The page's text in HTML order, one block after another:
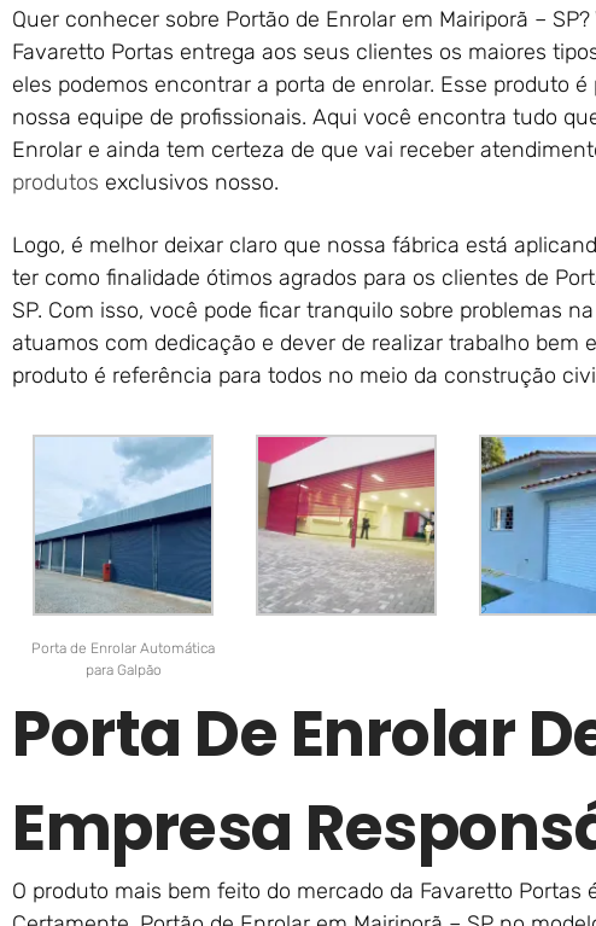
Quer conhecer sobre Portão de Enrolar em Mairiporã –
Favaretto Portas entrega aos seus clientes os maiores
eles podemos encontrar a porta de enrolar. Esse produto
nossa equipe de profissionais. Aqui você encontra tudo
Enrolar e ainda tem certeza de que vai receber
produtos exclusivos nosso.
Logo, é melhor deixar claro que nossa fábrica está
ter como finalidade ótimos agrados para os clientes de
SP. Com isso, você pode ficar tranquilo sobre problemas
atuamos com dedicação e dever de realizar trabalho bem
produto é referência para todos no meio da construção
Porta de Enrolar Automática
para Galpão
Porta De Enrolar
Empresa
O produto mais bem feito do mercado da Favaretto Portas